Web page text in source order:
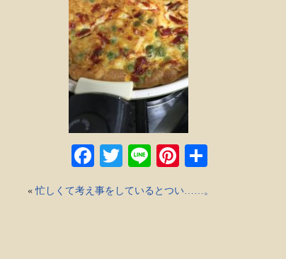
Facebook
TwitterLinePinterest
«忙しくて考え事をしているとつい……。